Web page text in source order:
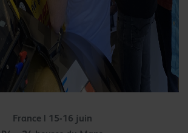
France | 15-16 juin